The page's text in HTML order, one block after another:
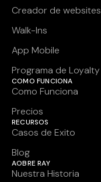
Creador de websites
Walk-Ins
App Mobile
Programa de Loyalty
COMO FUNCIONA
Como Funciona
Precios
RECURSOS
Casos de Exito
Blog
AOBRE RAY
Nuestra Historia